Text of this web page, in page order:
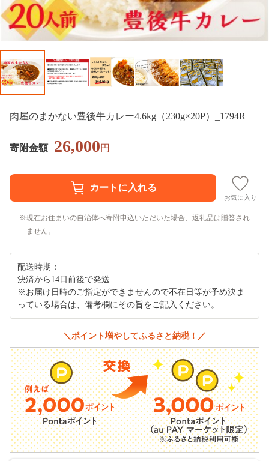
肉屋のまかない豊後牛カレー4.6kg（230g×20P）_1794R
寄附金額 26,000円
お気に入り
現在お住まいの自治体へ寄附申込いただいた場合、返礼品は贈答され
ません。
配送時期：
決済から14日前後で発送
※お届け日時のご指定ができませんので不在日等が予め決ま
っている場合は、備考欄にその旨をご記入ください。
＼ポイント増やしてふるさと納税！／